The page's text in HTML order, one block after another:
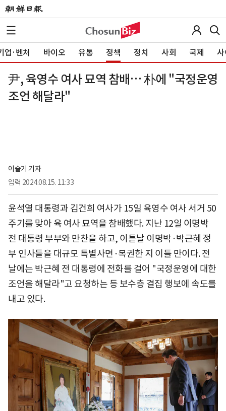
업·벤처 바이오 유통 정책 정치 사회 국제 사
尹, 육영수 여사 묘역 참배… 朴에 "국정운영
조언 해달라"
이슬기 기자
입력 2024.08.15. 11:33
윤석열 대통령과 김건희 여사가 15일 육영수 여사 서거 50
주기를 맞아 육 여사 묘역을 참배했다. 지난 12일 이명박
전 대통령 부부와 만찬을 하고, 이튿날 이명박·박근혜 정
부 인사들을 대규모 특별사면·복권한 지 이틀 만이다. 전
날에는 박근혜 전 대통령에 전화를 걸어 "국정운영에 대한
조언을 해달라"고 요청하는 등 보수층 결집 행보에 속도를
내고 있다.